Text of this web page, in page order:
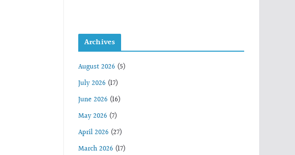
Archives
August 2026 (5)
July 2026 (17)
June 2026 (16)
May 2026 (7)
April 2026 (27)
March 2026 (17)